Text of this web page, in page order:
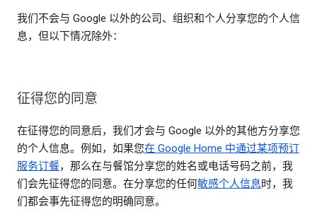
我们不会与 Google 以外的公司、组织和个人分享您的个人信
息，但以下情况除外：
征得您的同意
在征得您的同意后，我们才会与 Google 以外的其他方分享您
的个人信息。例如，如果您在 Google Home 中通过某项预订
服务订餐，那么在与餐馆分享您的姓名或电话号码之前，我
们会先征得您的同意。在分享您的任何敏感个人信息时，我
们都会事先征得您的明确同意。